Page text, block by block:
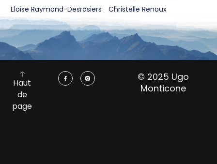
Eloïse Raymond-Desrosiers
Christelle Renoux
Haut
de
page
© 2025 Ugo
Monticone